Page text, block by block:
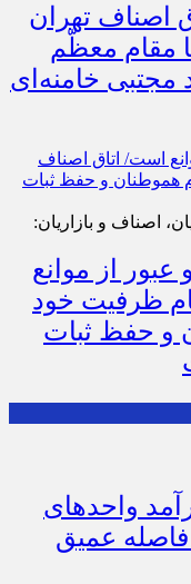
اصناف تهران
مقام معظّم
خامنه‌ای
اصناف و بازاریان:
عبور از موانع
ظرفیت خود
و حفظ ثبات
واحدهای
عمیق